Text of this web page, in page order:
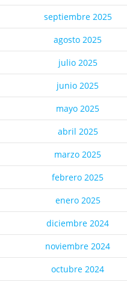
septiembre 2025
agosto 2025
julio 2025
junio 2025
mayo 2025
abril 2025
marzo 2025
febrero 2025
enero 2025
diciembre 2024
noviembre 2024
octubre 2024